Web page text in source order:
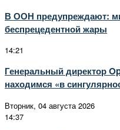
В ООН предупреждают:
беспрецедентной жары
14:21
Генеральный директор
находимся «в
Вторник, 04 августа 2026
14:37